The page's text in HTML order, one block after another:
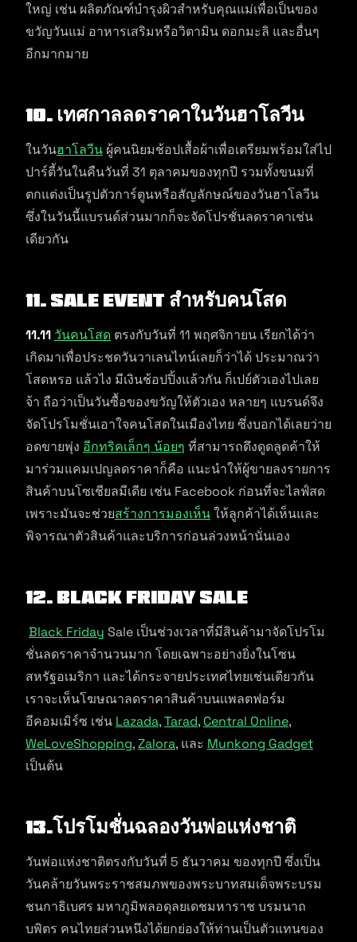
ใหญ่ เช่น ผลิตภัณฑ์บำรุงผิวสำหรับคุณแม่เพื่อเป็นของ
ขวัญวันแม่ อาหารเสริมหรือวิตามิน ดอกมะลิ และอื่นๆ
อีกมากมาย
10. เทศกาลลดราคาในวันฮาโลวีน
ในวันฮาโลวีน ผู้คนนิยมช้อปเสื้อผ้าเพื่อเตรียมพร้อมใส่ไป
ปาร์ตี้วันในคืนวันที่ 31 ตุลาคมของทุกปี รวมทั้งขนมที่
ตกแต่งเป็นรูปตัวการ์ตูนหรือสัญลักษณ์ของวันฮาโลวีน
ซึ่งในวันนี้แบรนด์ส่วนมากก็จะจัดโปรชั่นลดราคาเช่น
เดียวกัน
11. Sale Event สำหรับคนโสด
11.11 วันคนโสด ตรงกับวันที่ 11 พฤศจิกายน เรียกได้ว่า
เกิดมาเพื่อประชดวันวาเลนไทน์เลยก็ว่าได้ ประมาณว่า
โสดหรอ แล้วไง มีเงินช้อปปิ้งแล้วกัน ก็เปย์ตัวเองไปเลย
จ้า ถือว่าเป็นวันซื้อของขวัญให้ตัวเอง หลายๆ แบรนด์จึง
จัดโปรโมชั่นเอาใจคนโสดในเมืองไทย ซึ่งบอกได้เลยว่าย
อดขายพุ่ง อีกทริคเล็กๆ น้อยๆ ที่สามารถดึงดูดลูดค้าให้
มาร่วมแคมเปญลดราคาก็คือ แนะนำให้ผู้ขายลงรายการ
สินค้าบนโซเชียลมีเดีย เช่น Facebook ก่อนที่จะไลฟ์สด
เพราะมันจะช่วยสร้างการมองเห็นให้ลูกค้าได้เห็นและ
พิจารณาตัวสินค้าและบริการก่อนล่วงหน้านั่นเอง
12. Black Friday Sale
Black Friday Sale เป็นช่วงเวลาที่มีสินค้ามาจัดโปรโม
ชั่นลดราคาจำนวนมาก โดยเฉพาะอย่างยิ่งในโซน
สหรัฐอเมริกา และได้กระจายประเทศไทยเช่นเดียวกัน
เราจะเห็นโฆษณาลดราคาสินค้าบนเเพลตฟอร์ม
อีคอมเมิร์ซ เช่น Lazada,Tarad, Central Online,
WeLoveShopping,Zalora, และ Munkong Gadget
เป็นต้น
13.โปรโมชั่นฉลองวันพ่อแห่งชาติ
วันพ่อแห่งชาติตรงกับวันที่ 5 ธันวาคม ของทุกปี ซึ่งเป็น
วันคล้ายวันพระราชสมภพของพระบาทสมเด็จพระบรม
ชนกาธิเบศร มหาภูมิพลอดุลยเดชมหาราช บรมนาถ
บพิตร คนไทยส่วนหนึงได้ยกย่องให้ท่านเป็นตัวแทนของ